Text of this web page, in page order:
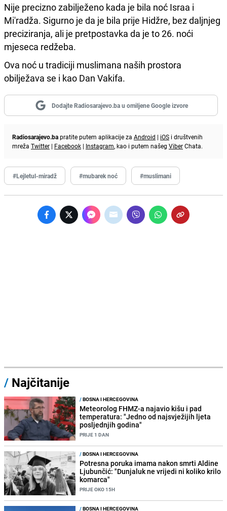
Nije precizno zabilježeno kada je bila noć Israa i
Mi'radža. Sigurno je da je bila prije Hidžre, bez daljnjeg
preciziranja, ali je pretpostavka da je to 26. noći
mjeseca redžeba.
Ova noć u tradiciji muslimana naših prostora
obilježava se i kao Dan Vakifa.
Dodajte Radiosarajevo.ba u omiljene Google izvore
Radiosarajevo.bapratite putem aplikacije za Android | iOS i društvenih
mreža Twitter | Facebook | Instagram, kao i putem našeg ViberChata.
#Lejletul-miradž #mubarek noć #muslimani
/ Najčitanije
/BOSNA I HERCEGOVINA
Meteorolog FHMZ-a najavio kišu i pad
temperatura: "Jedno od najsvježijih ljeta
posljednjih godina"
PRIJE 1 DAN
/BOSNA I HERCEGOVINA
Potresna poruka imama nakon smrti Aldine
Ljubunčić: "Dunjaluk ne vrijedi ni koliko krilo
komarca"
PRIJE OKO 15H
/BOSNA I HERCEGOVINA